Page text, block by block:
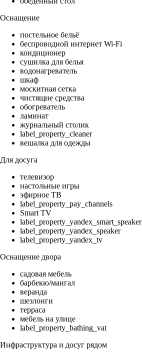
Оснащение
постельное бельё
беспроводной интернет Wi-Fi
кондиционер
сушилка для белья
водонагреватель
шкаф
москитная сетка
чистящие средства
обогреватель
ламинат
журнальный столик
label_property_cleaner
вешалка для одежды
Для досуга
телевизор
настольные игры
эфирное ТВ
label_property_pay_channels
Smart TV
label_property_yandex_smart_speaker
label_property_yandex_speaker
label_property_yandex_tv
Оснащение двора
садовая мебель
барбекю/мангал
веранда
шезлонги
терраса
мебель на улице
label_property_bathing_vat
Инфраструктура и досуг рядом